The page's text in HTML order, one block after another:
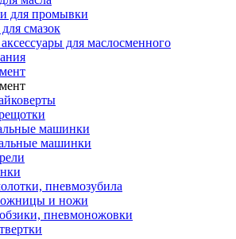
для промывки
смазок
для маслосменного
машинки
машинки
пневмозубила
и ножи
пневмоножовки